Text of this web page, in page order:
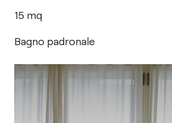
15 mq
Bagno padronale